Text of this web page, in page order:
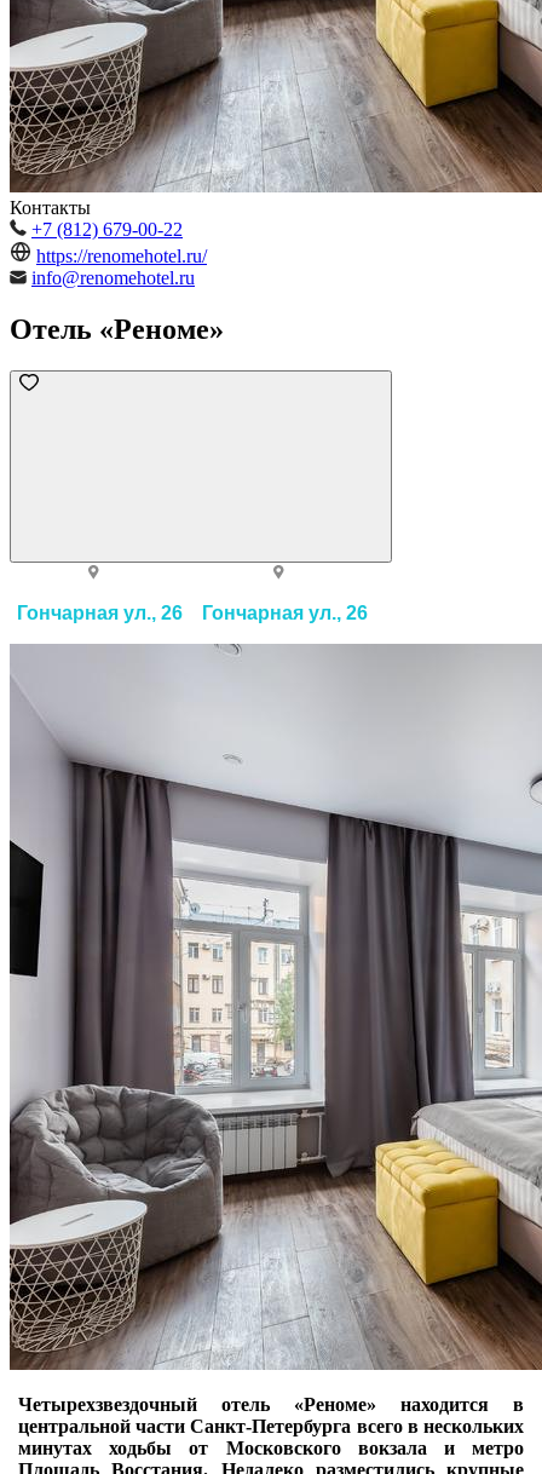
Контакты
+7 (812) 679-00-22
https://renomehotel.ru/
info@renomehotel.ru
Отель «Реноме»
Гончарная ул., 26 Гончарная ул., 26
Четырехзвездочный отель «Реноме» находится в
центральной части Санкт-Петербурга всего в нескольких
минутах ходьбы от Московского вокзала и метро